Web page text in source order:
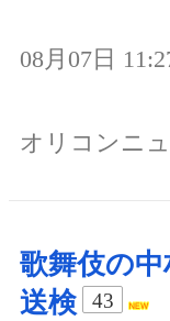
08月07日
オリコンニ
歌舞伎の
送検
43